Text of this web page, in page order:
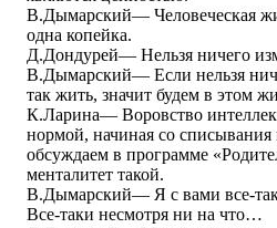
В.Дымарский― Человеческая
одна копейка.
Д.Дондурей― Нельзя ничего
В.Дымарский― Если нельзя
так жить, значит будем в этом
К.Ларина― Воровство
нормой, начиная со
обсуждаем в программе
менталитет такой.
В.Дымарский― Я с вами все-
Все-таки несмотря ни на что…